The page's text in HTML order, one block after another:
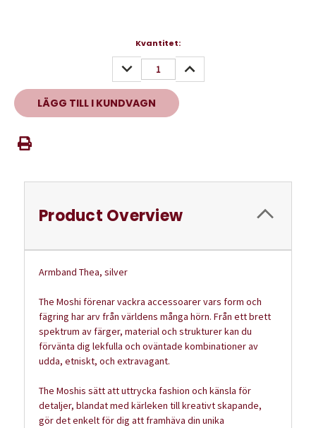
Kvantitet:
MINSKA
KVANTITET:
ÖKA
KVANTITET:
Product Overview
Armband Thea, silver
The Moshi förenar vackra accessoarer vars form och
fägring har arv från världens många hörn. Från ett brett
spektrum av färger, material och strukturer kan du
förvänta dig lekfulla och oväntade kombinationer av
udda, etniskt, och extravagant.
The Moshis sätt att uttrycka fashion och känsla för
detaljer, blandat med kärleken till kreativt skapande,
gör det enkelt för dig att framhäva din unika